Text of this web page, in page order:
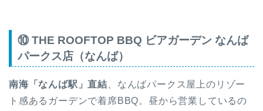
⑩ THE ROOFTOP BBQ ビアガーデン なんば
パークス店（なんば）
南海「なんば駅」直結 、なんばパークス屋上のリゾー
ト感あるガーデンで着席BBQ。昼から営業しているの